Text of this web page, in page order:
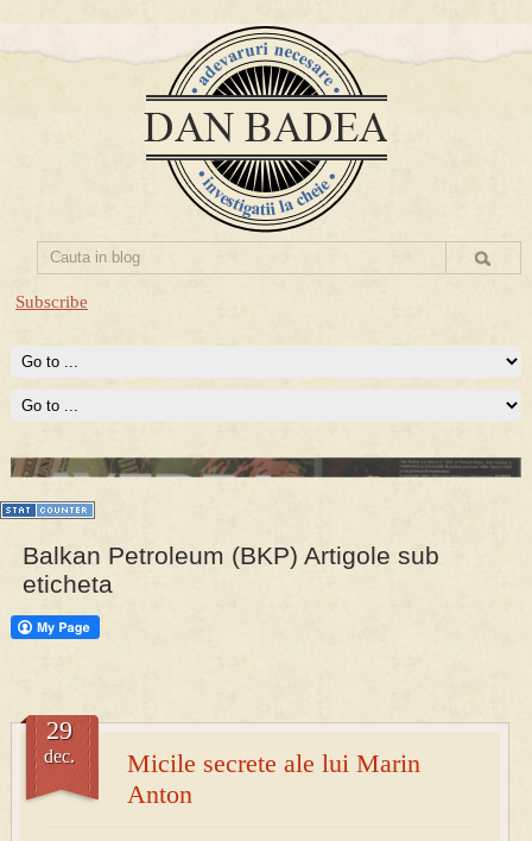
Subscribe
Prima mea carte publicata (Nemira)
Averea Presedintelui: prima lucrare despre controversatele
conturi secrete ale Securitatii.
Balkan Petroleum (BKP) Artigole sub
eticheta
Micile secrete ale lui Marin
Anton
29
dec.